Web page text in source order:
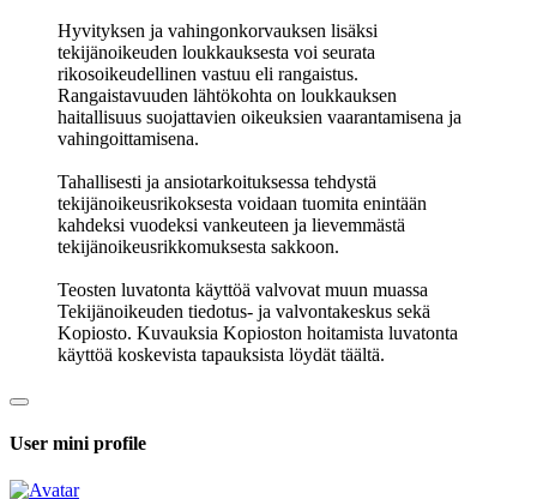
Hyvityksen ja vahingonkorvauksen lisäksi
tekijänoikeuden loukkauksesta voi seurata
rikosoikeudellinen vastuu eli rangaistus.
Rangaistavuuden lähtökohta on loukkauksen
haitallisuus suojattavien oikeuksien vaarantamisena ja
vahingoittamisena.
Tahallisesti ja ansiotarkoituksessa tehdystä
tekijänoikeusrikoksesta voidaan tuomita enintään
kahdeksi vuodeksi vankeuteen ja lievemmästä
tekijänoikeusrikkomuksesta sakkoon.
Teosten luvatonta käyttöä valvovat muun muassa
Tekijänoikeuden tiedotus- ja valvontakeskus sekä
Kopiosto. Kuvauksia Kopioston hoitamista luvatonta
käyttöä koskevista tapauksista löydät täältä.
User mini profile